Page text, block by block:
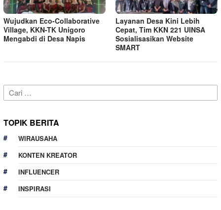
Wujudkan Eco-Collaborative
Village, KKN-TK Unigoro
Mengabdi di Desa Napis
Layanan Desa Kini Lebih
Cepat, Tim KKN 221 UINSA
Sosialisasikan Website
SMART
Cari
untuk:
TOPIK BERITA
WIRAUSAHA
KONTEN KREATOR
INFLUENCER
INSPIRASI